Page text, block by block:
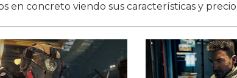
en concreto viendo sus características y precio.